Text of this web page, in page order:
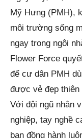
Mỹ Hưng (PMH),
môi trường sống
ngay trong ngôi
Flower Force
để cư dân PMH
được vẻ đẹp thiên
Với đội ngũ nhân
nghiệp, tay nghề
bạn đồng hành